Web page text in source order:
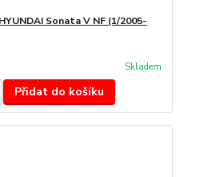
Sonata V NF (1/2005-
Skladem
Přidat do košíku